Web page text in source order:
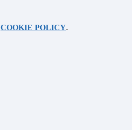
COOKIE POLICY.